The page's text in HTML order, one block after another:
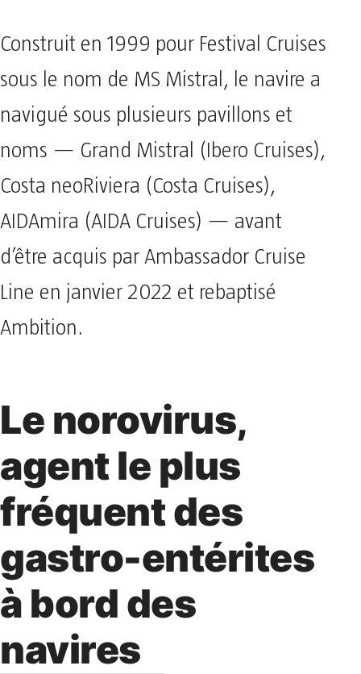
Construit en 1999 pour Festival Cruises
sous le nom de MS Mistral, le navire a
navigué sous plusieurs pavillons et
noms — Grand Mistral (Ibero Cruises),
Costa neoRiviera (Costa Cruises),
AIDAmira (AIDA Cruises) — avant
d’être acquis par Ambassador Cruise
Line en janvier 2022 et rebaptisé
Ambition.
Le norovirus,
agent le plus
fréquent des
gastro-entérites
à bord des
navires